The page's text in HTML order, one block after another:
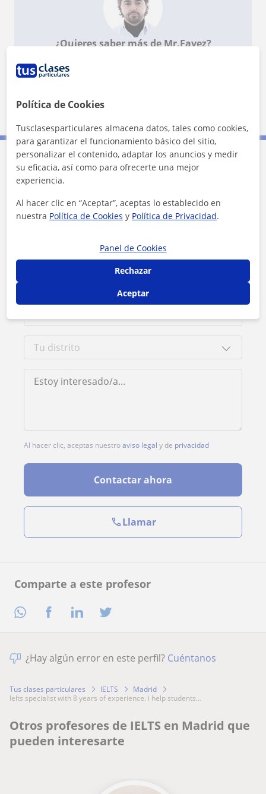
Comparte a este profesor
¿Quieres saber más de Mr.Fayez?
Contacta con Mr.Fayez
Tarifa 17€/h
Al hacer clic, aceptas nuestroaviso legal y de privacidad
Contactar ahora
Llamar
¿Hay algún error en este perfil? Cuéntanos
Tus clases particulares IELTS
Madrid
ielts specialist with 8 years of experience. i help students...
Otros profesores de IELTS en Madrid que
pueden interesarte
Política de Cookies
Tusclasesparticulares almacena datos, tales como cookies,
para garantizar el funcionamiento básico del sitio,
personalizar el contenido, adaptar los anuncios y medir
su eficacia, así como para ofrecerte una mejor
experiencia.
Al hacer clic en “Aceptar”, aceptas lo establecido en
nuestra Política de Cookies y Política de Privacidad.
Panel de Cookies
Rechazar
Aceptar